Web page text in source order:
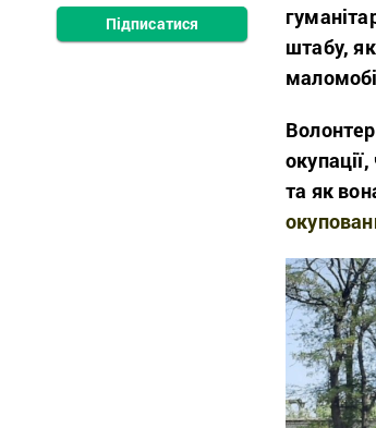
Підписатися
штабу,
та як